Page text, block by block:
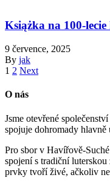
Książka na 100-lecie
9 července, 2025
By jak
1 2 Next
O nás
Jsme otevřené
spojuje dohromady
Pro sbor v Havířově-
spojení s tradiční
prvky tvoří živé, ačkoliv